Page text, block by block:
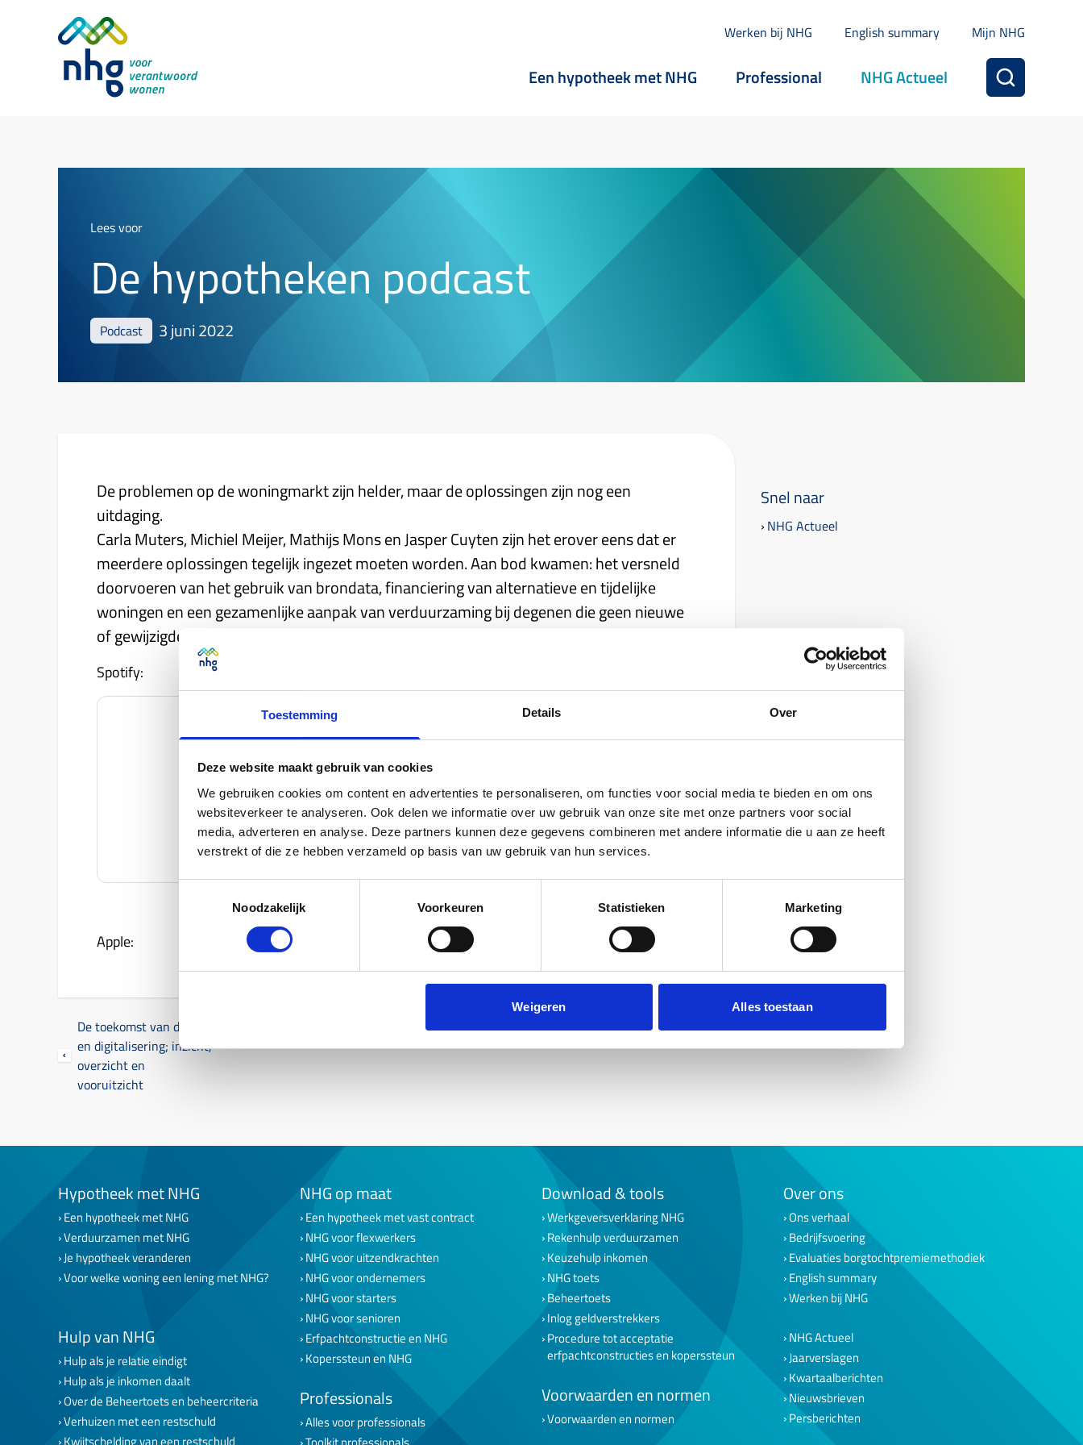
Toestemming Details Over
Deze website maakt gebruik van cookies
We gebruiken cookies om content en advertenties te personaliseren, om functies voor social media te bieden en om ons
websiteverkeer te analyseren. Ook delen we informatie over uw gebruik van onze site met onze partners voor social
media, adverteren en analyse. Deze partners kunnen deze gegevens combineren met andere informatie die u aan ze heeft
verstrekt of die ze hebben verzameld op basis van uw gebruik van hun services.
Noodzakelijk
Voorkeuren Statistieken Marketing
Weigeren Alles toestaan
Werken bij NHG English summary Mijn NHG
Een hypotheek met NHG Professional NHG Actueel
Lees voor
De hypotheken podcast
Podcast 3 juni 2022
De problemen op de woningmarkt zijn helder, maar de oplossingen zijn nog een
uitdaging.
Carla Muters, Michiel Meijer, Mathijs Mons en Jasper Cuyten zijn het erover eens dat er
meerdere oplossingen tegelijk ingezet moeten worden. Aan bod kwamen: het versneld
doorvoeren van het gebruik van brondata, financiering van alternatieve en tijdelijke
woningen en een gezamenlijke aanpak van verduurzaming bij degenen die geen nieuwe
of gewijzigde hypotheek nodig hebben. Benieuwd? Luister dan de podcast.
Spotify:
Apple:
De toekomst van data
en digitalisering; inzicht,
overzicht en
vooruitzicht
Snel naar
NHG Actueel
Hypotheek met NHG
Een hypotheek met NHG
Verduurzamen met NHG
Je hypotheek veranderen
Voor welke woning een lening met NHG?
Hulp van NHG
Hulp als je relatie eindigt
Hulp als je inkomen daalt
Over de Beheertoets en beheercriteria
Verhuizen met een restschuld
Kwijtschelding van een restschuld
NHG op maat
Een hypotheek met vast contract
NHG voor flexwerkers
NHG voor uitzendkrachten
NHG voor ondernemers
NHG voor starters
NHG voor senioren
Erfpachtconstructie en NHG
Koperssteun en NHG
Professionals
Alles voor professionals
Download & tools
Werkgeversverklaring NHG
Rekenhulp verduurzamen
Keuzehulp inkomen
NHG toets
Beheertoets
Inlog geldverstrekkers
Procedure tot acceptatie
erfpachtconstructies en koperssteun
Voorwaarden en normen
Voorwaarden en normen
Over ons
Ons verhaal
Bedrijfsvoering
Evaluaties borgtochtpremiemethodiek
English summary
Werken bij NHG
NHG Actueel
Jaarverslagen
Kwartaalberichten
Nieuwsbrieven
Persberichten